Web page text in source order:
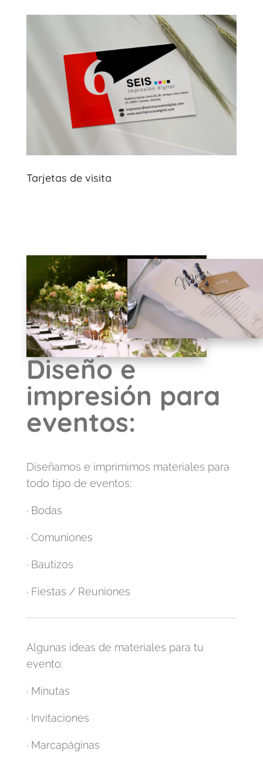
Tarjetas de visita
Diseño e
impresión para
eventos:
Diseñamos e imprimimos materiales para
todo tipo de eventos:
· Bodas
· Comuniones
· Bautizos
· Fiestas / Reuniones
Algunas ideas de materiales para tu
evento:
· Minutas
· Invitaciones
· Marcapáginas